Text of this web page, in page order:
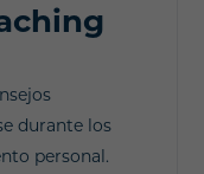
durante los
personal.